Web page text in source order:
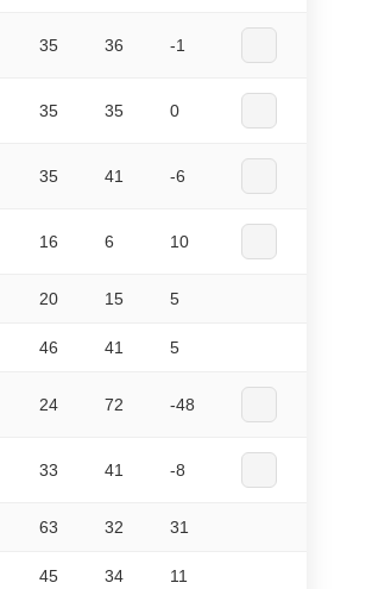
35 36 -1
35 35 0
35 41 -6
16 6 10
20 15 5
46 41 5
24 72 -48
33 41 -8
63 32 31
45 34 11